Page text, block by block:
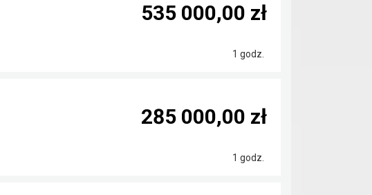
1 godz.
535 000,00 zł
1 godz.
285 000,00 zł